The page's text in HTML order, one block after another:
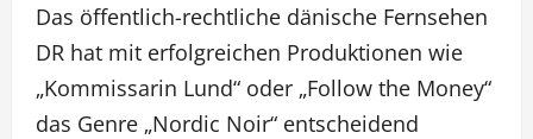
Das öffentlich-rechtliche dänische Fernsehen
DR hat mit erfolgreichen Produktionen wie
„Kommissarin Lund“ oder „Follow the Money“
das Genre „Nordic Noir“ entscheidend